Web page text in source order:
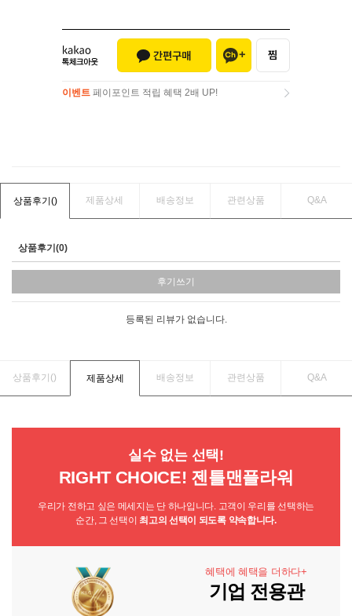
이벤트 페이포인트 적립 혜택 2배 UP!
상품후기() 제품상세 배송정보 관련상품 Q&A
상품후기(0)
후기쓰기
등록된 리뷰가 없습니다.
상품후기() 제품상세 배송정보 관련상품 Q&A
실수 없는 선택!
RIGHT CHOICE! 젠틀맨플라워
우리가 전하고 싶은 메세지는 단 하나입니다. 고객이 우리를 선택하는
순간, 그 선택이 최고의 선택이 되도록 약속합니다.
혜택에 혜택을 더하다+
기업 전용관